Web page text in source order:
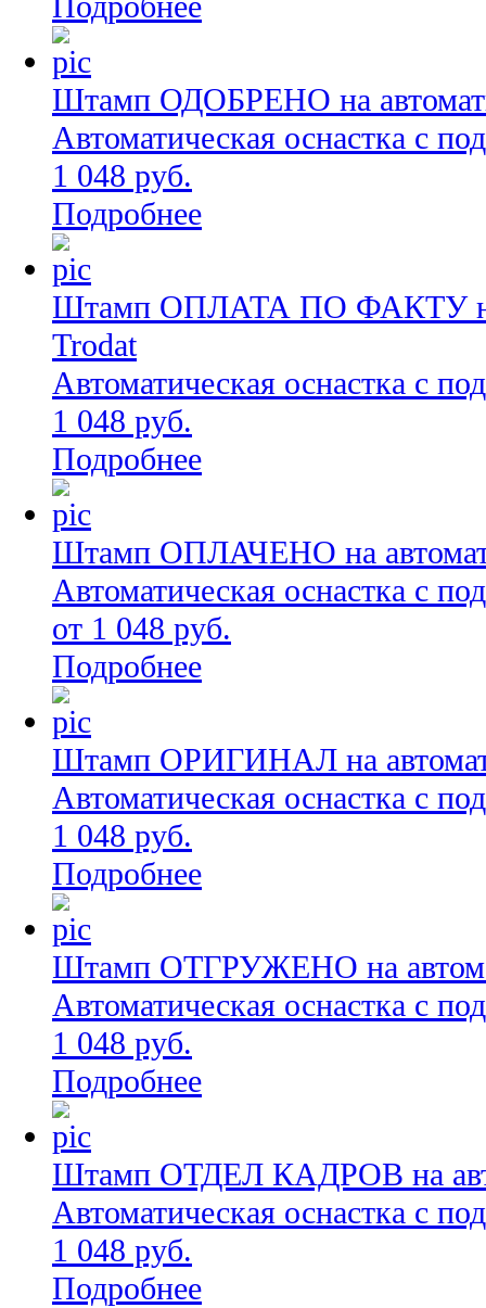
Штамп ОДОБРЕНО на
Автоматическая оснастка с
1 048 руб.
Подробнее
Штамп ОПЛАТА ПО ФАКТУ на
Trodat
Автоматическая оснастка с
1 048 руб.
Подробнее
Штамп ОПЛАЧЕНО на
Автоматическая оснастка с
от 1 048 руб.
Подробнее
Штамп ОРИГИНАЛ на
Автоматическая оснастка с
1 048 руб.
Подробнее
Штамп ОТГРУЖЕНО на
Автоматическая оснастка с
1 048 руб.
Подробнее
Штамп ОТДЕЛ КАДРОВ на
Автоматическая оснастка с
1 048 руб.
Подробнее